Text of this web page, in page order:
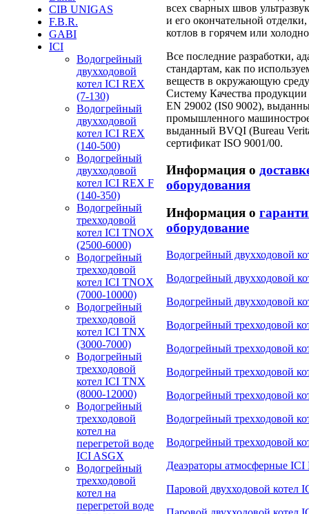
CIB UNIGAS
F.B.R.
GABI
ICI
Водогрейный
двухходовой
котел ICI REX
(7-130)
Водогрейный
двухходовой
котел ICI REX
(140-500)
Водогрейный
двухходовой
котел ICI REX F
(140-350)
Водогрейный
трехходовой
котел ICI TNOX
(2500-6000)
Водогрейный
трехходовой
котел ICI TNOX
(7000-10000)
Водогрейный
трехходовой
котел ICI TNX
(3000-7000)
Водогрейный
трехходовой
котел ICI TNX
(8000-12000)
Водогрейный
трехходовой
котел на
перегретой воде
ICI ASGX
Водогрейный
трехходовой
котел на
перегретой воде
всех сварных швов
и его окончательной
котлов в горячем или
Все последние разработки,
стандартам, как по
веществ в окружающую
Систему Качества
EN 29002 (IS0 9002),
промышленного
выданный BVQI (Bureau
сертификат ISO 9001/00.
Информация о
оборудования
Информация о
оборудование
Водогрейный двухходовой
Водогрейный двухходовой
Водогрейный двухходовой
Водогрейный трехходовой
Водогрейный трехходовой
Водогрейный трехходовой
Водогрейный трехходовой
Водогрейный трехходовой
Водогрейный трехходовой
Деаэраторы атмосферные ICI
Паровой двухходовой котел